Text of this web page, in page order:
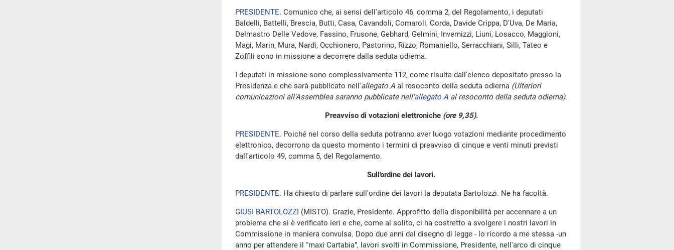
PRESIDENTE. Comunico che, ai sensi dell'articolo 46, comma 2, del Regolamento, i deputati
Baldelli, Battelli, Brescia, Butti, Casa, Cavandoli, Comaroli, Corda, Davide Crippa, D'Uva, De Maria,
Delmastro Delle Vedove, Fassino, Frusone, Gebhard, Gelmini, Invernizzi, Liuni, Losacco, Maggioni,
Magi, Marin, Mura, Nardi, Occhionero, Pastorino, Rizzo, Romaniello, Serracchiani, Silli, Tateo e
Zoffili sono in missione a decorrere dalla seduta odierna.
I deputati in missione sono complessivamente 112, come risulta dall'elenco depositato presso la
Presidenza e che sarà pubblicato nell'allegato A al resoconto della seduta odierna (Ulteriori
comunicazioni all'Assemblea saranno pubblicate nell'allegato A al resoconto della seduta odierna).
Preavviso di votazioni elettroniche (ore 9,35).
PRESIDENTE. Poiché nel corso della seduta potranno aver luogo votazioni mediante procedimento
elettronico, decorrono da questo momento i termini di preavviso di cinque e venti minuti previsti
dall'articolo 49, comma 5, del Regolamento.
Sull'ordine dei lavori.
PRESIDENTE. Ha chiesto di parlare sull'ordine dei lavori la deputata Bartolozzi. Ne ha facoltà.
GIUSI BARTOLOZZI (MISTO). Grazie, Presidente. Approfitto della disponibilità per accennare a un
problema che si è verificato ieri e che, come al solito, ci ha costretto a svolgere i nostri lavori in
Commissione in maniera convulsa. Dopo due anni dal disegno di legge - lo ricordo a me stessa -un
anno per attendere il “maxi Cartabia”, lavori svolti in Commissione, Presidente, nell'arco di cinque